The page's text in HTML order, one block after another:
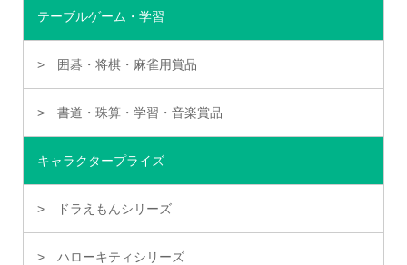
テーブルゲーム・学習
囲碁・将棋・麻雀用賞品
書道・珠算・学習・音楽賞品
キャラクタープライズ
ドラえもんシリーズ
ハローキティシリーズ